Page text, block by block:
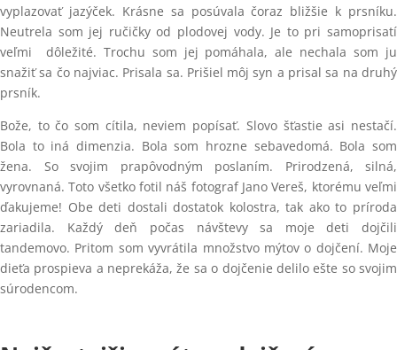
vyplazovať jazýček. Krásne sa posúvala čoraz bližšie k prsníku.
Neutrela som jej ručičky od plodovej vody. Je to pri samoprisatí
veľmi dôležité. Trochu som jej pomáhala, ale nechala som ju
snažiť sa čo najviac. Prisala sa. Prišiel môj syn a prisal sa na druhý
prsník.
Bože, to čo som cítila, neviem popísať. Slovo šťastie asi nestačí.
Bola to iná dimenzia. Bola som hrozne sebavedomá. Bola som
žena. So svojim prapôvodným poslaním. Prirodzená, silná,
vyrovnaná. Toto všetko fotil náš fotograf Jano Vereš, ktorému veľmi
ďakujeme! Obe deti dostali dostatok kolostra, tak ako to príroda
zariadila. Každý deň počas návštevy sa moje deti dojčili
tandemovo. Pritom som vyvrátila množstvo mýtov o dojčení. Moje
dieťa prospieva a neprekáža, že sa o dojčenie delilo ešte so svojim
súrodencom.